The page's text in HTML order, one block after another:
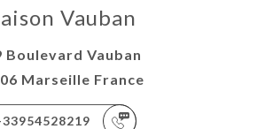
Vauban
Boulevard Vauban
Marseille France